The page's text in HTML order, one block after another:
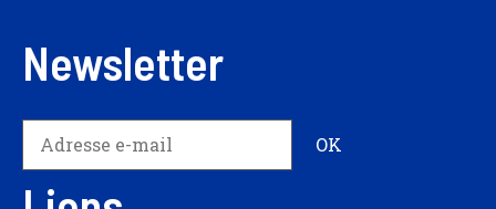
Newsletter